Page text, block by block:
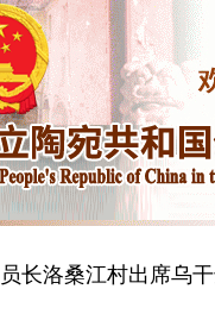
长洛桑江村出席乌